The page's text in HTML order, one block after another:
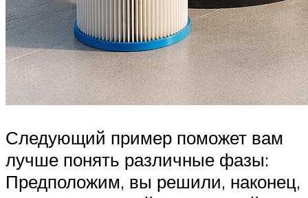
Следующий пример поможет вам
лучше понять различные фазы:
Предположим, вы решили, наконец,